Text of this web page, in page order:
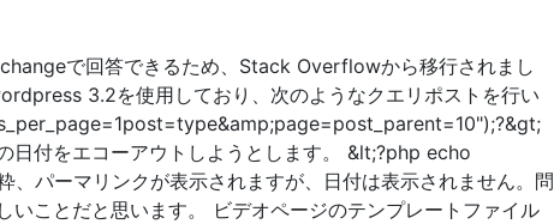
で回答できるため、Stack Overflowから移行されまし
3.2を使用しており、次のようなクエリポストを行い
日付をエコーアウトしようとします。 &lt;?php echo
パーマリンクが表示されますが、日付は表示されません。問
いことだと思います。 ビデオページのテンプレートファイル